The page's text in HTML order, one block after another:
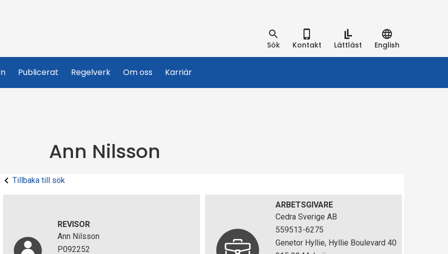
Sök Kontakt Lättläst English
Publicerat Regelverk Om oss Karriär
Ann Nilsson
Tillbaka till sök
REVISOR
Ann Nilsson
P092252
ARBETSGIVARE
Cedra Sverige AB
559513-6275
Genetor Hyllie, Hyllie Boulevard 40